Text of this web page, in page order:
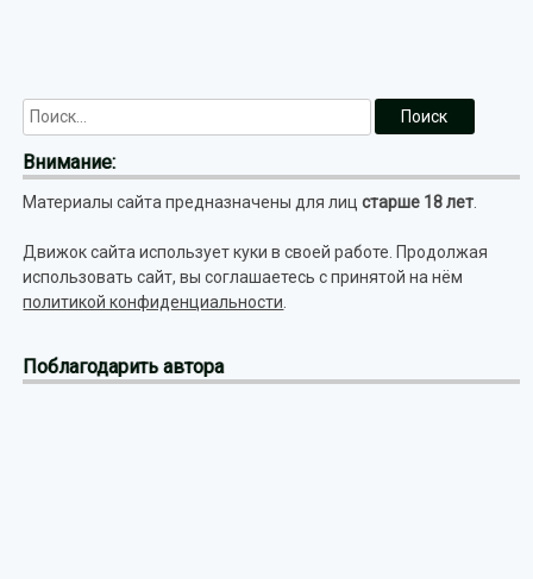
Внимание:
Материалы сайта предназначены для лицстарше 18 лет
Движок сайта использует куки в своей работе. Продолжая
использовать сайт, вы соглашаетесь с принятой на нём
политикой конфиденциальности
Поблагодарить автора